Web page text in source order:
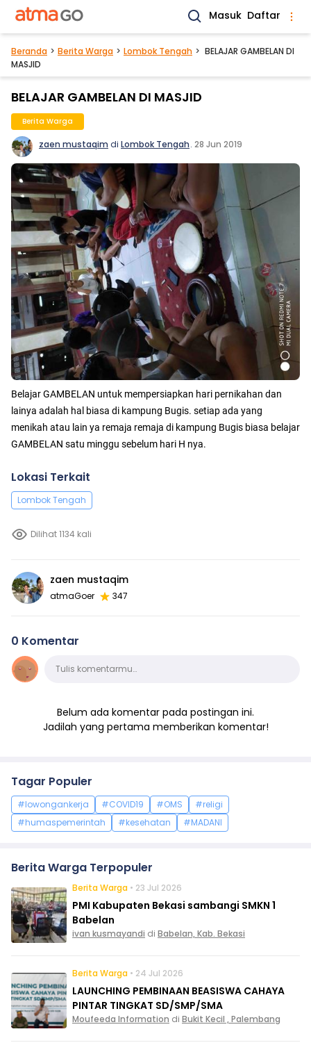
Masuk Daftar
Beranda Berita Warga Lombok Tengah
BELAJAR GAMBELAN DI
MASJID
BELAJAR GAMBELAN DI MASJID
Berita Warga
zaen mustaqim di Lombok Tengah. 28 Jun 2019
Belajar GAMBELAN untuk mempersiapkan hari pernikahan dan
lainya adalah hal biasa di kampung Bugis. setiap ada yang
menikah atau lain ya remaja remaja di kampung Bugis biasa belajar
GAMBELAN satu minggu sebelum hari H nya.
Lokasi Terkait
Lombok Tengah
Dilihat 1134 kali
zaen mustaqim
atmaGoer 347
0 Komentar
KomentarTulis komentarmu…
Belum ada komentar pada postingan ini.
Jadilah yang pertama memberikan komentar!
Tagar Populer
#lowongankerja #COVID19 #OMS
#religi
#humaspemerintah
#kesehatan #MADANI
Berita Warga Terpopuler
Berita Warga • 23 Jul 2026
PMI Kabupaten Bekasi sambangi SMKN 1
Babelan
ivan kusmayandi di Babelan, Kab. Bekasi
Berita Warga • 24 Jul 2026
LAUNCHING PEMBINAAN BEASISWA CAHAYA
PINTAR TINGKAT SD/SMP/SMA
Moufeeda Information di Bukit Kecil , Palembang